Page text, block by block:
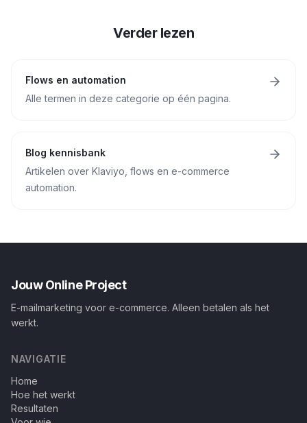
Verder lezen
Flows en automation
Alle termen in deze categorie op één pagina.
Blog kennisbank
Artikelen over Klaviyo, flows en e-commerce
automation.
Jouw Online Project
E-mailmarketing voor e-commerce. Alleen betalen als het
werkt.
NAVIGATIE
Home
Hoe het werkt
Resultaten